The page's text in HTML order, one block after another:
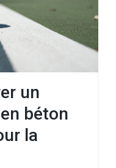
un
béton
la